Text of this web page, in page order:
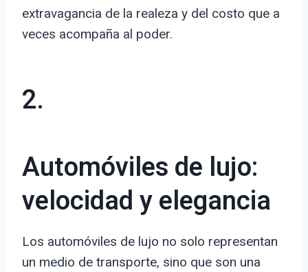
extravagancia de la realeza y del costo que a
veces acompaña al poder.
2.
Automóviles de lujo:
velocidad y elegancia
Los automóviles de lujo no solo representan
un medio de transporte, sino que son una